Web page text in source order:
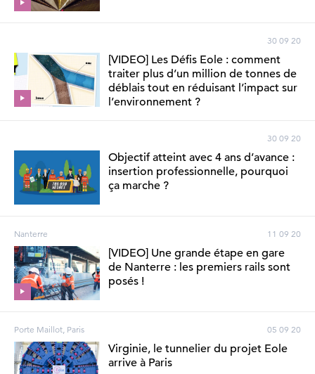
30 09 20
[VIDEO] Les Défis Eole : comment
traiter plus d’un million de tonnes de
déblais tout en réduisant l’impact sur
l’environnement ?
30 09 20
Objectif atteint avec 4 ans d’avance :
insertion professionnelle, pourquoi
ça marche ?
Nanterre 11 09 20
[VIDEO] Une grande étape en gare
de Nanterre : les premiers rails sont
posés !
Porte Maillot, Paris 05 09 20
Virginie, le tunnelier du projet Eole
arrive à Paris